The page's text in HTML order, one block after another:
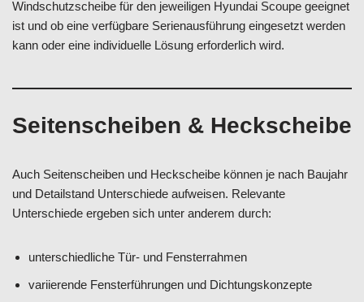
Windschutzscheibe für den jeweiligen Hyundai Scoupe geeignet
ist und ob eine verfügbare Serienausführung eingesetzt werden
kann oder eine individuelle Lösung erforderlich wird.
Seitenscheiben & Heckscheibe
Auch Seitenscheiben und Heckscheibe können je nach Baujahr
und Detailstand Unterschiede aufweisen. Relevante
Unterschiede ergeben sich unter anderem durch:
unterschiedliche Tür- und Fensterrahmen
variierende Fensterführungen und Dichtungskonzepte